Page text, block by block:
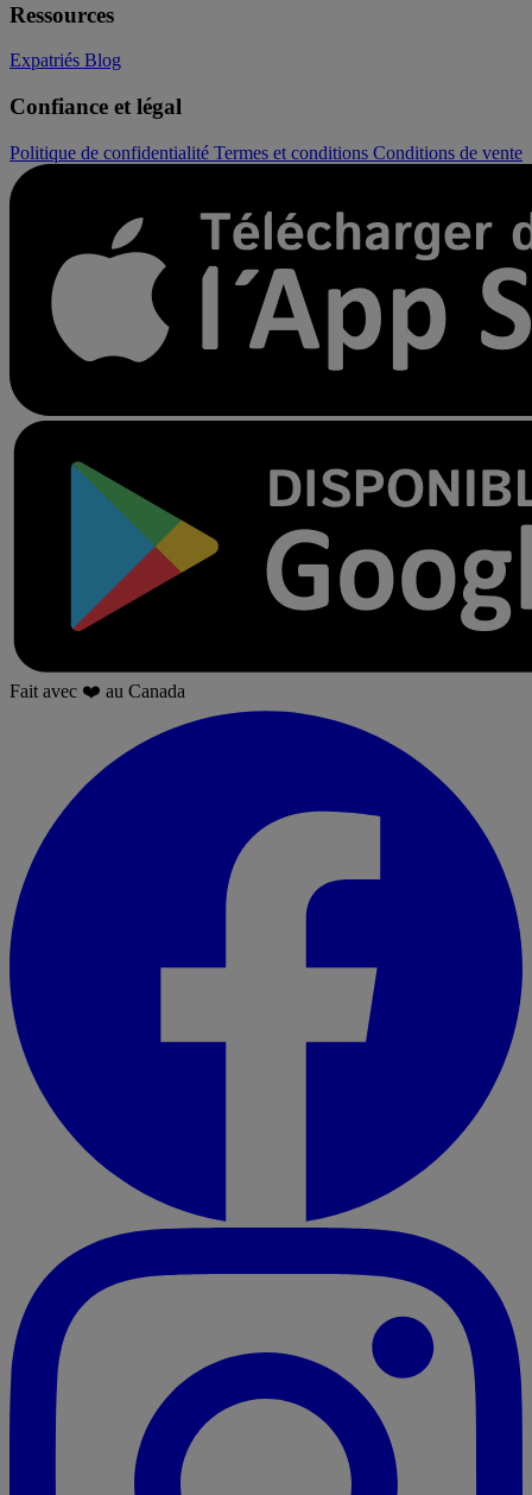
Ressources
Expatriés Blog
Confiance et légal
Politique de confidentialité Termes et conditions Conditions de vente
Fait avec ❤️ au Canada